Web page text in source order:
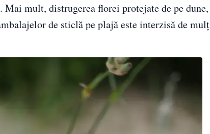
mult, distrugerea florei protejate de pe
de sticlă pe plajă este interzisă de